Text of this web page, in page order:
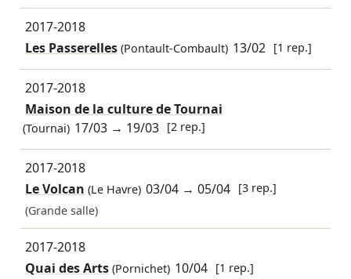
2017-2018
Les Passerelles(Pontault-Combault) 13/02 [1 rep.]
2017-2018
Maison de la culture de Tournai
(Tournai) 17/03 → 19/03 [2 rep.]
2017-2018
Le Volcan (Le Havre) 03/04 →05/04 [3 rep.]
(Grande salle)
2017-2018
Quai des Arts(Pornichet) 10/04 [1 rep.]